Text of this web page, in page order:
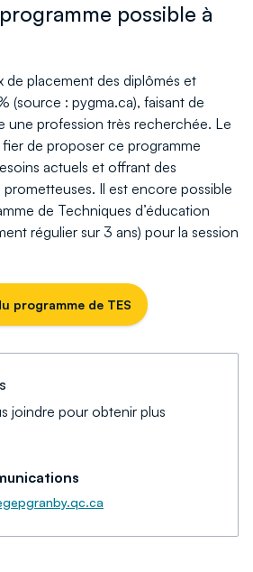
possible à
de placement des diplômés et
(source : pygma.ca), faisant de
une profession très recherchée. Le
de proposer ce programme
actuels et offrant des
prometteuses. Il est encore possible
de Techniques d’éducation
régulier sur 3 ans) pour la session
programme de TES
joindre pour obtenir plus